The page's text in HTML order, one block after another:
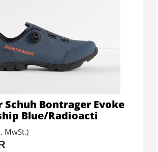
Schuh Bontrager Evoke
Blue/Radioacti
MwSt.)